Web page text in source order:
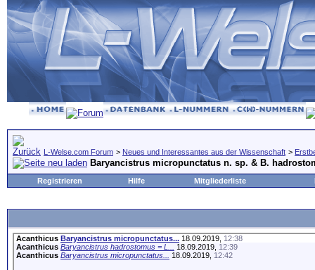
L-Welse.com Forum > Neues und Interessantes aus der Wissenschaft >
Baryancistrus micropunctatus n. sp. & B.
Registrieren Hilfe Mitgliederliste
Acanthicus Baryancistrus micropunctatus... 18.09.2019, 12:38
Acanthicus Baryancistrus hadrostomus = L... 18.09.2019, 12:39
Acanthicus Baryancistrus micropunctatus... 18.09.2019, 12:42